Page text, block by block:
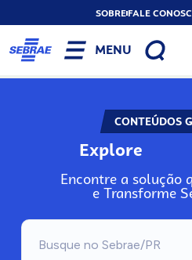
SOBREFALE
MENU
CONTEÚDOS
Explore
Encontre a solução
e Transforme